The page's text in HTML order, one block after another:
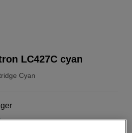
Cyan
LC427C cyan